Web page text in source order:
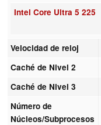
Intel Core Ultra 5 225
Velocidad de reloj
Caché de Nivel 2
Caché de Nivel 3
Número de
Núcleos/Subprocesos